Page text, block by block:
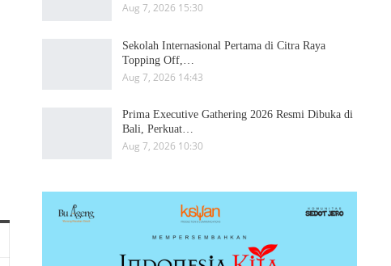
Aug 7, 2026 15:30
Sekolah Internasional Pertama di Citra Raya
Topping Off,…
Aug 7, 2026 14:43
Prima Executive Gathering 2026 Resmi Dibuka di
Bali, Perkuat…
Aug 7, 2026 10:30